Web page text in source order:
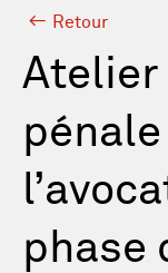
Retour
Atelier
phase